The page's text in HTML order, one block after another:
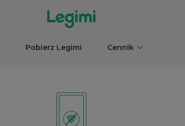
Pobierz Legimi Cennik